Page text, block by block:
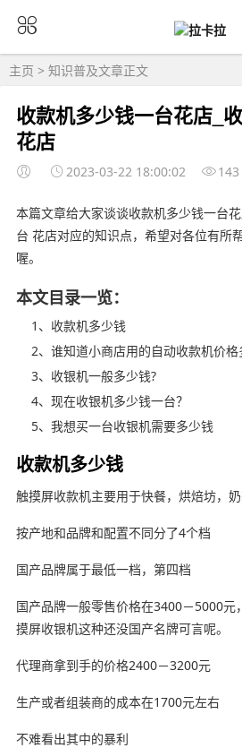
主页 > 知识普及文章正文
收款机多少钱一台花店_
花店
2023-03-22 18:00:02 143
本篇文章给大家谈谈收款机多少钱一台
台 花店对应的知识点，希望对各位有所
喔。
本文目录一览：
1、收款机多少钱
2、谁知道小商店用的自动收款机价格
3、收银机一般多少钱?
4、现在收银机多少钱一台？
5、我想买一台收银机需要多少钱
收款机多少钱
触摸屏收款机主要用于快餐，烘焙坊，
按产地和品牌和配置不同分了4个档
国产品牌属于最低一档，第四档
国产品牌一般零售价格在3400－5000元
摸屏收银机这种还没国产名牌可言呢。
代理商拿到手的价格2400－3200元
生产或者组装商的成本在1700元左右
不难看出其中的暴利